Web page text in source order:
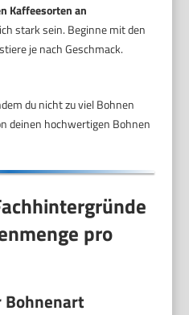
Kaffeesorten an
stark sein. Beginne mit den
je nach Geschmack.
du nicht zu viel Bohnen
deinen hochwertigen Bohnen
pro
Bohnenart